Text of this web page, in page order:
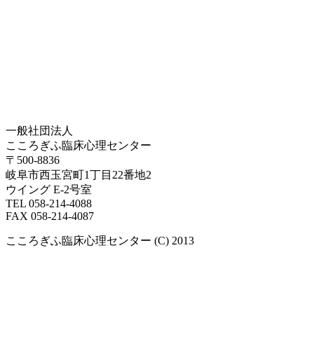
一般社団法人
こころぎふ臨床心理センター
〒500-8836
岐阜市西玉宮町1丁目22番地2
ウイング E-2号室
TEL 058-214-4088
FAX 058-214-4087
こころぎふ臨床心理センター (C) 2013